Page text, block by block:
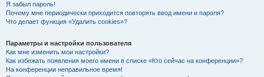
Я забыл пароль!
Почему мне периодически приходится повторять ввод имени и пароля?
Что делает функция «Удалить cookies»?
Параметры и настройки пользователя
Как мне изменить мои настройки?
Как избежать появления моего имени в списке «Кто сейчас на конференции»?
На конференции неправильное время!